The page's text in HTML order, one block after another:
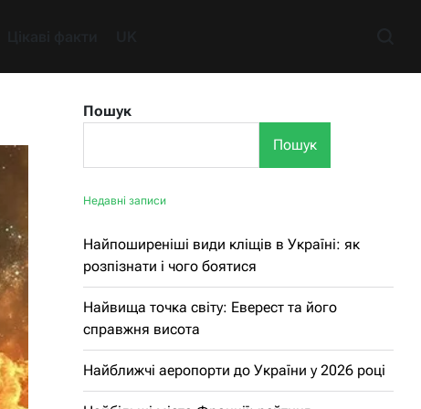
Пошук
Пошук
Недавні записи
Найпоширеніші види кліщів в Україні: як
розпізнати і чого боятися
Найвища точка світу: Еверест та його
справжня висота
Найближчі аеропорти до України у 2026 році